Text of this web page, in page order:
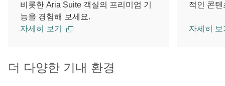
비롯한 Aria Suite 객실의 프리미엄 기
능을 경험해 보세요.
자세히 보기
적인 콘
자세히 보
더 다양한 기내 환경